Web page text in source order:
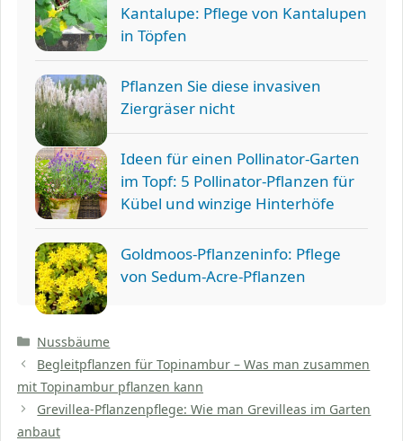
Kantalupe: Pflege von Kantalupen
in Töpfen
Pflanzen Sie diese invasiven
Ziergräser nicht
Ideen für einen Pollinator-Garten
im Topf: 5 Pollinator-Pflanzen für
Kübel und winzige Hinterhöfe
Goldmoos-Pflanzeninfo: Pflege
von Sedum-Acre-Pflanzen
Kategorien
Nussbäume
Begleitpflanzen für Topinambur – Was man zusammen
mit Topinambur pflanzen kann
Grevillea-Pflanzenpflege: Wie man Grevilleas im Garten
anbaut